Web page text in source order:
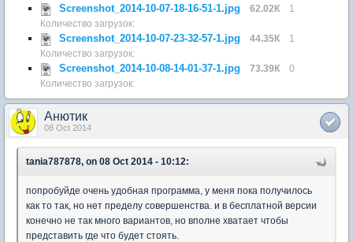
Screenshot_2014-10-07-18-16-51-1.jpg
62.02К
1
Количество загрузок:
Screenshot_2014-10-07-23-32-57-1.jpg 44.35К
1
Количество загрузок:
Screenshot_2014-10-08-14-01-37-1.jpg 73.39К
0
Количество загрузок:
Анютик
08 Oct 2014
tania787878, on 08 Oct 2014 - 10:12:
попробуйде очень удобная программа, у меня пока получилось
как то так, но нет пределу совершенства. и в бесплатной версии
конечно не так много вариантов, но вполне хватает чтобы
представить где что будет стоять.